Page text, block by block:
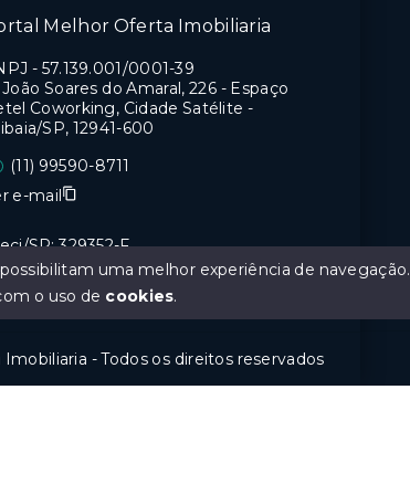
Melhor Oferta Imobiliaria
- 57.139.001/0001-39
João Soares do Amaral, 226 - Espaço
Coworking, Cidade Satélite -
SP, 12941-600
(11) 99590-8711
e-mail
SP: 329352-F
- Todos os direitos reservados
uma melhor experiência de navegação.
o uso de cookies.